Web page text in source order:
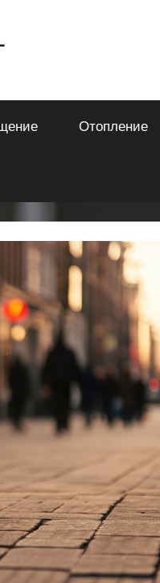
Отопление